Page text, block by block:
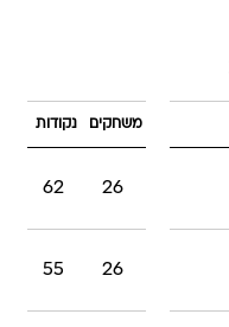
משחקים נקודות
26
62
26
55